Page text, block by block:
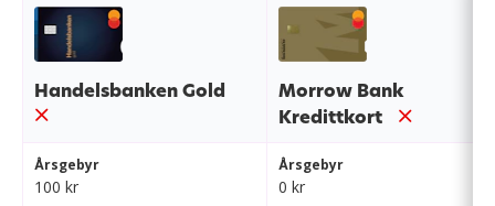
Handelsbanken Gold
Morrow Bank
Kredittkort
Årsgebyr
100 kr
Årsgebyr
0 kr